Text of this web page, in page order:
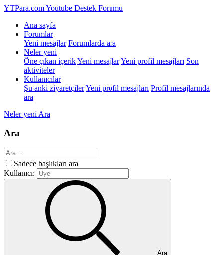
YTPara.comYoutube Destek Forumu
Ana sayfa
Forumlar
Yeni mesajlar Forumlarda ara
Neler yeni
Öne çıkan içerikYeni mesajlarYeni profil mesajları Son
aktiviteler
Kullanıcılar
Şu anki ziyaretçilerYeni profil mesajları Profil mesajlarında
ara
Neler yeni Ara
Ara
Sadece başlıkları ara
Kullanıcı:
Ara